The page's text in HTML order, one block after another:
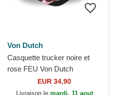
Von Dutch
Casquette trucker noire et
rose FEU Von Dutch
EUR 34,90
Livraison le mardi, 11 aout